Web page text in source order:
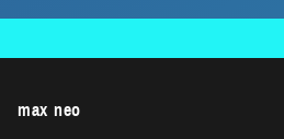
max neo